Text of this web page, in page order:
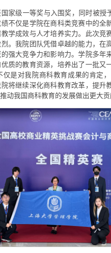
家级一等奖与入围奖，同时被授
不仅是学院在商科类竞赛中的全
学成效与人才培养实力。此次竞
。我院团队凭借卓越的能力，在
强大竞争力和影响力。学院多年
质的教育资源，培养出了一批又
仅是对我院商科教育成果的肯定
将继续深化商科教育改革，提升
动我国商科教育的发展做出更大